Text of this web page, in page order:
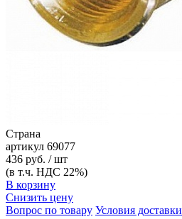
Страна
артикул 69077
436 руб. / шт
(в т.ч. НДС 22%)
В корзину
Снизить цену
Вопрос по товару Условия доставки